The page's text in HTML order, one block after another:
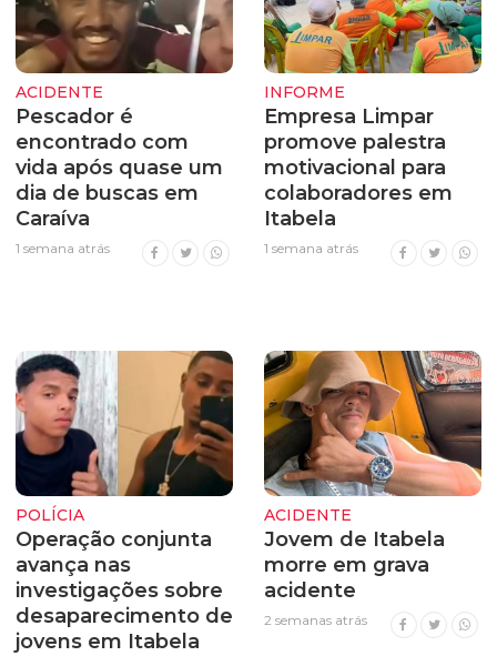
ACIDENTE
Pescador é
encontrado com
vida após quase um
dia de buscas em
Caraíva
1 semana atrás
INFORME
Empresa Limpar
promove palestra
motivacional para
colaboradores em
Itabela
1 semana atrás
POLÍCIA
Operação conjunta
avança nas
investigações sobre
desaparecimento de
jovens em Itabela
ACIDENTE
Jovem de Itabela
morre em grava
acidente
2 semanas atrás